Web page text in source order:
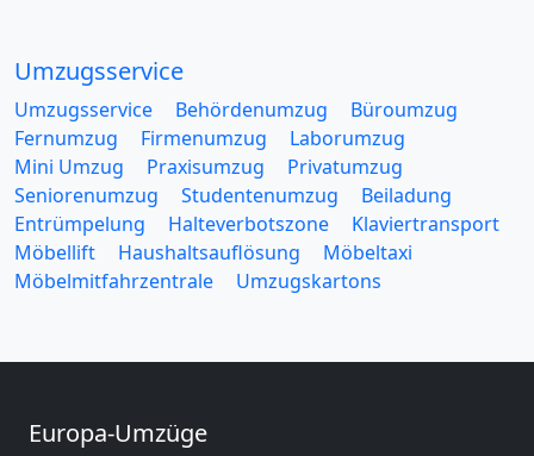
Umzugsservice
Umzugsservice Behördenumzug
Büroumzug
Fernumzug
Firmenumzug
Laborumzug
Mini Umzug
Praxisumzug
Privatumzug
Seniorenumzug
Studentenumzug
Beiladung
Entrümpelung
Halteverbotszone
Klaviertransport
Möbellift
Haushaltsauflösung
Möbeltaxi
Möbelmitfahrzentrale
Umzugskartons
Europa-Umzüge